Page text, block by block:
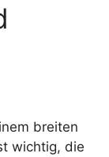
breiten
wichtig, die